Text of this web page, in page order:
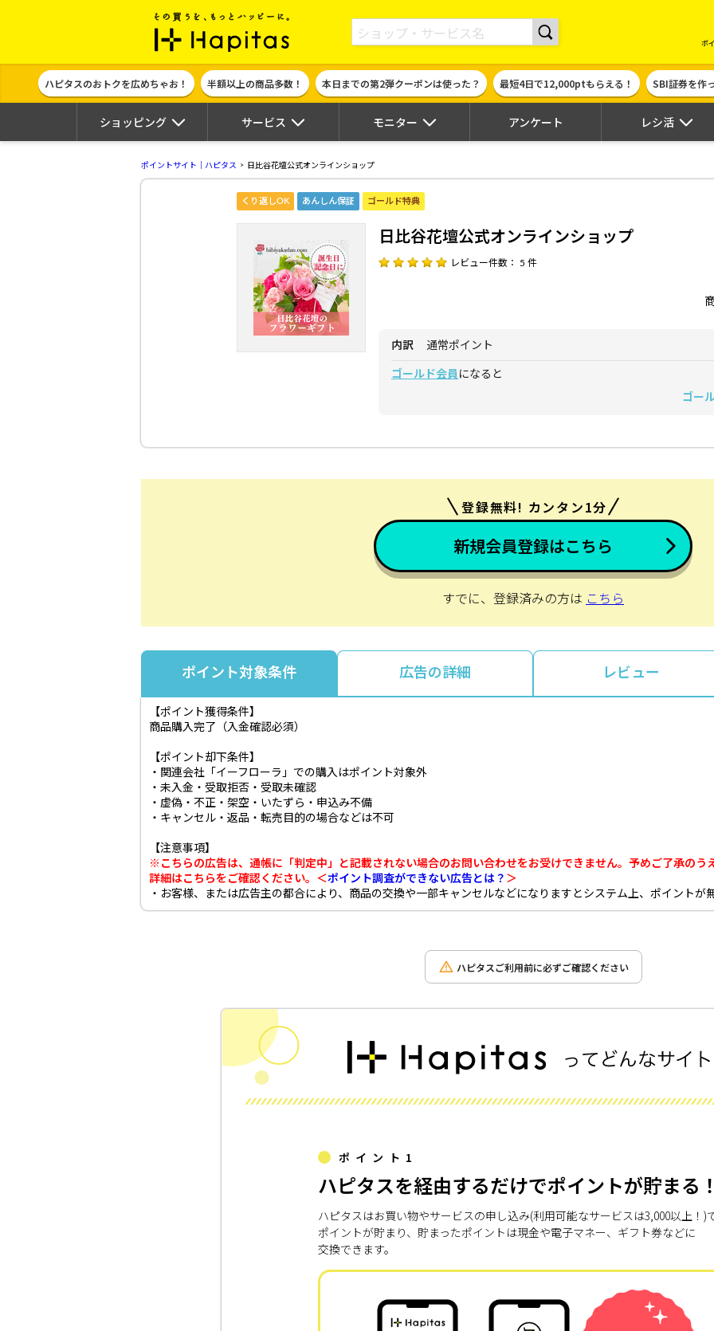
ポイント貯めて現金やギフト券に交換できるポイントサイト | ハピタス
ポ
ハピタスのおトクを広めちゃお！ 半額以上の商品多数！ 本日までの第2弾クーポンは使った？ 最短4日で12,000ptもらえる！ SBI証券を作
ショッピング サービス モニター アンケート レシ活
ポイントサイト｜ハピタス 日比谷花壇公式オンラインショップ
くり返しOK あんしん保証 ゴールド特典
日比谷花壇公式オンラインショップ
レビュー件数： 5 件
内訳 通常ポイント
ゴールド会員 になると
ゴー
登録無料! カンタン1分
新規会員登録はこちら
すでに、登録済みの方は こちら
ポイント対象条件 広告の詳細 レビュー
【ポイント獲得条件】
商品購入完了（入金確認必須）
【ポイント却下条件】
・関連会社「イーフローラ」での購入はポイント対象外
・未入金・受取拒否・受取未確認
・虚偽・不正・架空・いたずら・申込み不備
・キャンセル・返品・転売目的の場合などは不可
【注意事項】
※こちらの広告は、通帳に「判定中」と記載されない場合のお問い合わせをお受けできません。予めご了承のう
詳細はこちらをご確認ください。＜ポイント調査ができない広告とは？ ＞
・お客様、または広告主の都合により、商品の交換や一部キャンセルなどになりますとシステム上、ポイントが
ハピタスご利用前に必ずご確認ください
ポイント1
ハピタスを経由するだけでポイントが貯まる
ハピタスはお買い物やサービスの申し込み(利用可能なサービスは3,000以上！)
ポイントが貯まり、貯まったポイントは現金や電子マネー、ギフト券などに
交換できます。